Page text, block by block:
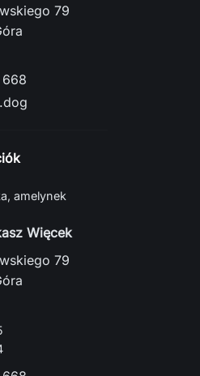
79
amelynek
Więcek
79